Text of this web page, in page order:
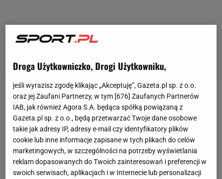
Robert Lewandowski najlepszym piłkarzem świata
w 2020 roku!Kapitan reprezentacji Polski w
czwartkowy wieczór otrzymał nagrodę FIFA The
Best, która po odwołaniu z powodu koronawirusa
gali "Złotej Piłki", została najważniejszym
wyróżnieniem dla piłkarza w tym roku. Lewandowski
Droga Użytkowniczko, Drogi Użytkowniku,
jeśli wyrazisz zgodę klikając „Akceptuję”, Gazeta.pl sp. z o.o.
oraz jej Zaufani Partnerzy, w tym [676] Zaufanych Partnerów
IAB, jak również Agora S.A. będąca spółką powiązaną z
Gazeta.pl sp. z o.o., będą przetwarzać Twoje dane osobowe
takie jak adresy IP, adresy e-mail czy identyfikatory plików
cookie lub inne informacje zapisane w tych plikach do celów
marketingowych, w szczególności na potrzeby wyświetlania
reklam dopasowanych do Twoich zainteresowań i preferencji w
swoich serwisach, aplikacjach i w Internecie lub personalizacji